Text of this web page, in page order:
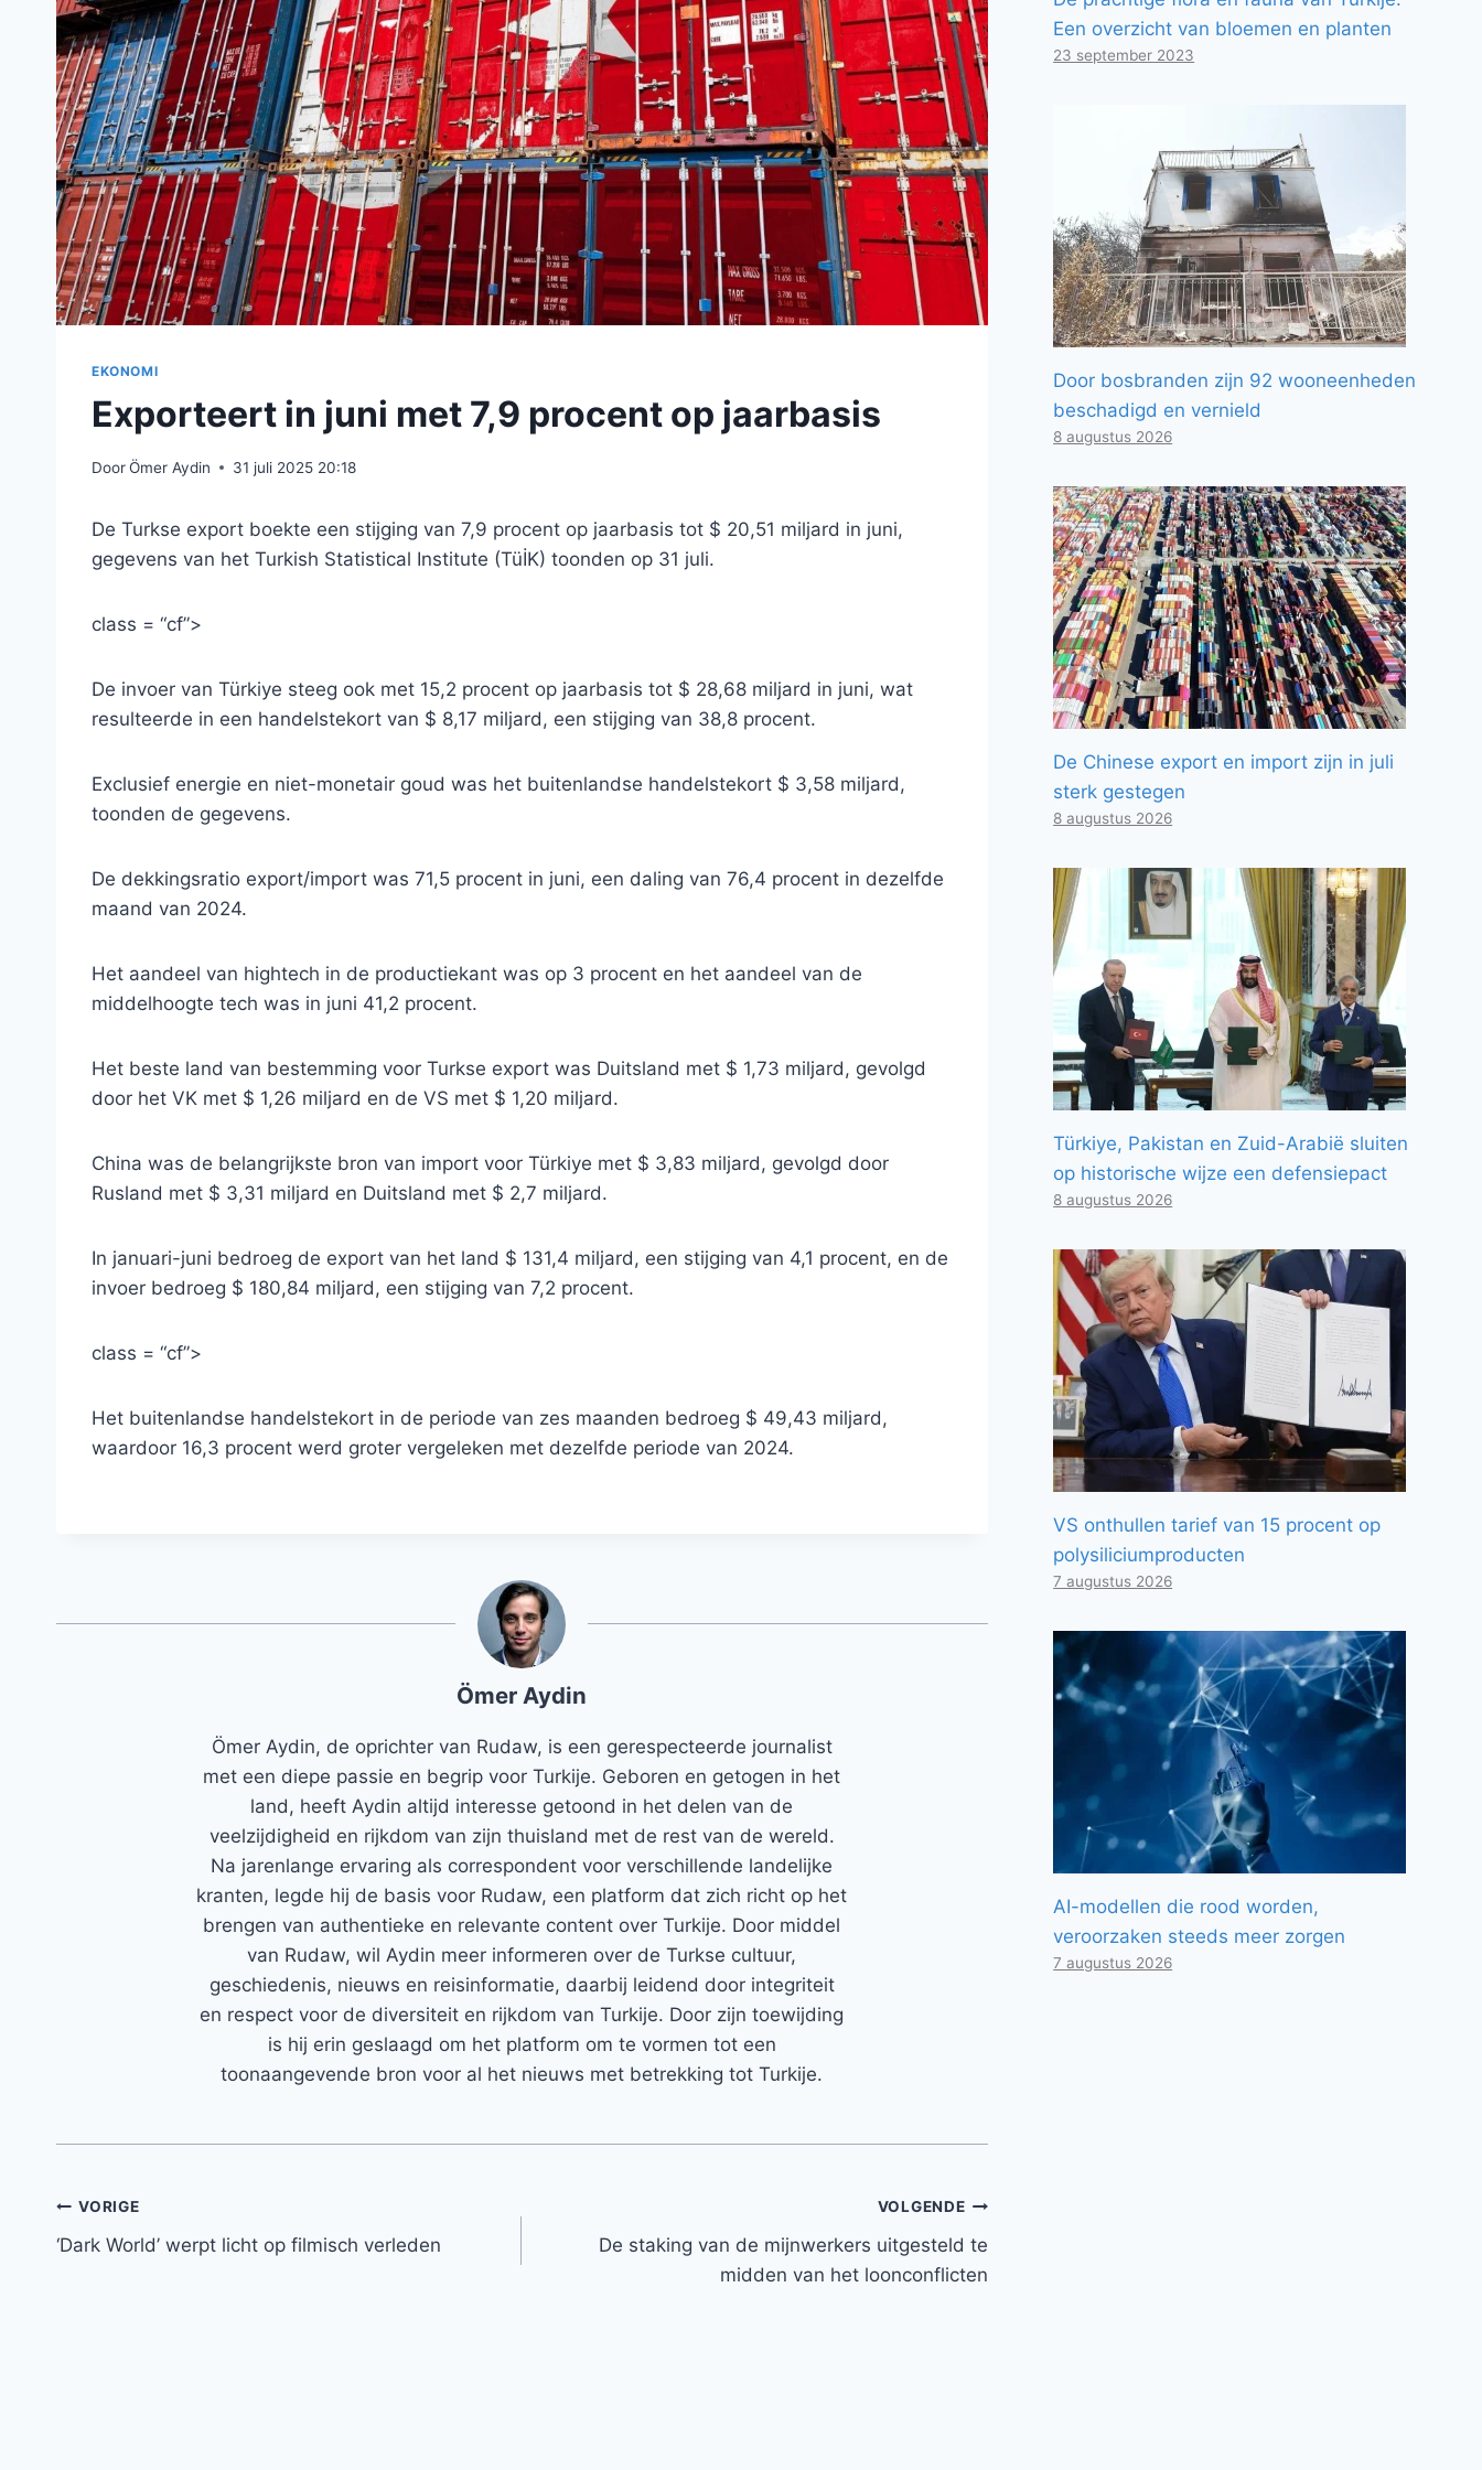
EKONOMI
Exporteert in juni met 7,9 procent op jaarbasis
DoorÖmer Aydin 31 juli 2025 20:18
De Turkse export boekte een stijging van 7,9 procent op jaarbasis tot $ 20,51 miljard in juni,
gegevens van het Turkish Statistical Institute (TüİK) toonden op 31 juli.
class = “cf”>
De invoer van Türkiye steeg ook met 15,2 procent op jaarbasis tot $ 28,68 miljard in juni, wat
resulteerde in een handelstekort van $ 8,17 miljard, een stijging van 38,8 procent.
Exclusief energie en niet-monetair goud was het buitenlandse handelstekort $ 3,58 miljard,
toonden de gegevens.
De dekkingsratio export/import was 71,5 procent in juni, een daling van 76,4 procent in dezelfde
maand van 2024.
Het aandeel van hightech in de productiekant was op 3 procent en het aandeel van de
middelhoogte tech was in juni 41,2 procent.
Het beste land van bestemming voor Turkse export was Duitsland met $ 1,73 miljard, gevolgd
door het VK met $ 1,26 miljard en de VS met $ 1,20 miljard.
China was de belangrijkste bron van import voor Türkiye met $ 3,83 miljard, gevolgd door
Rusland met $ 3,31 miljard en Duitsland met $ 2,7 miljard.
In januari-juni bedroeg de export van het land $ 131,4 miljard, een stijging van 4,1 procent, en de
invoer bedroeg $ 180,84 miljard, een stijging van 7,2 procent.
class = “cf”>
Het buitenlandse handelstekort in de periode van zes maanden bedroeg $ 49,43 miljard,
waardoor 16,3 procent werd groter vergeleken met dezelfde periode van 2024.
Ömer Aydin
Ömer Aydin, de oprichter van Rudaw, is een gerespecteerde journalist
met een diepe passie en begrip voor Turkije. Geboren en getogen in het
land, heeft Aydin altijd interesse getoond in het delen van de
veelzijdigheid en rijkdom van zijn thuisland met de rest van de wereld.
Na jarenlange ervaring als correspondent voor verschillende landelijke
kranten, legde hij de basis voor Rudaw, een platform dat zich richt op het
brengen van authentieke en relevante content over Turkije. Door middel
van Rudaw, wil Aydin meer informeren over de Turkse cultuur,
geschiedenis, nieuws en reisinformatie, daarbij leidend door integriteit
en respect voor de diversiteit en rijkdom van Turkije. Door zijn toewijding
is hij erin geslaagd om het platform om te vormen tot een
toonaangevende bron voor al het nieuws met betrekking tot Turkije.
Bericht
navigatie
VORIGE
‘Dark World’ werpt licht op filmisch verleden
VOLGENDE
De staking van de mijnwerkers uitgesteld te
midden van het loonconflicten
Een overzicht van bloemen en planten
23 september 2023
Door bosbranden zijn 92 wooneenheden
beschadigd en vernield
8 augustus 2026
De Chinese export en import zijn in juli
sterk gestegen
8 augustus 2026
Türkiye, Pakistan en Zuid-Arabië sluiten
op historische wijze een defensiepact
8 augustus 2026
VS onthullen tarief van 15 procent op
polysiliciumproducten
7 augustus 2026
AI-modellen die rood worden,
veroorzaken steeds meer zorgen
7 augustus 2026